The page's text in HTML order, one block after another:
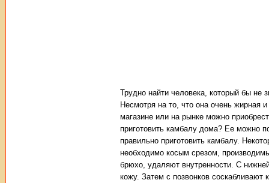
Трудно найти человека, который бы не
Несмотря на то, что она очень жирная
магазине или на рынке можно
приготовить камбалу дома? Ее можно
правильно приготовить камбалу.
необходимо косым срезом,
брюхо, удаляют внутренности. С
кожу. Затем с позвонков